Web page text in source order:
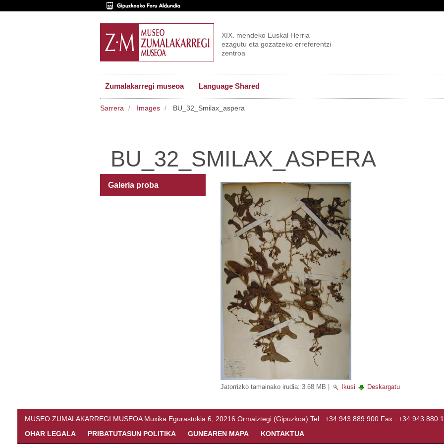
XIX. mendeko Euskal Herria
ezagutu eta gozatzeko erreferentzi
zentroa
Zumalakarregi museoa Language Shared
Sarrera Images BU_32_Smilax_aspera
BU_32_SMILAX_ASPERA
Jatorrizko tamainako irudia: 3.68 MB Ikusi Deskargatu
Galeria proba
MUSEO ZUMALAKARREGI MUSEOA Muxika Egurastokia 6, 20216 Ormaiztegi (Gipuzkoa) Tel.: +34 943 889 900 Fax.: +34 943 880
OHAR LEGALA
PRIBATUTASUN POLITIKA GUNEAREN MAPA KONTAKTUA